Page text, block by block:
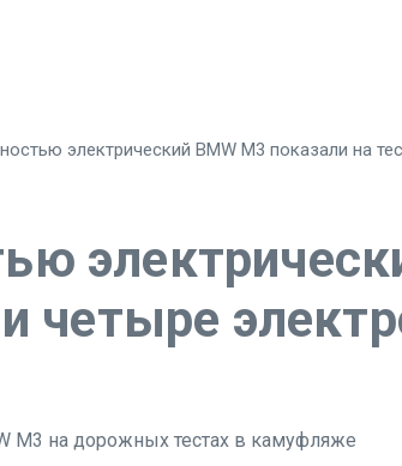
электрический BMW M3 показали на
четыре